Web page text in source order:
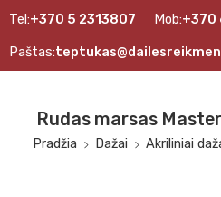
Tel:+370 5 2313807 Mob:+370
Paštas:
Rudas marsas
Pradžia Dažai Akriliniai